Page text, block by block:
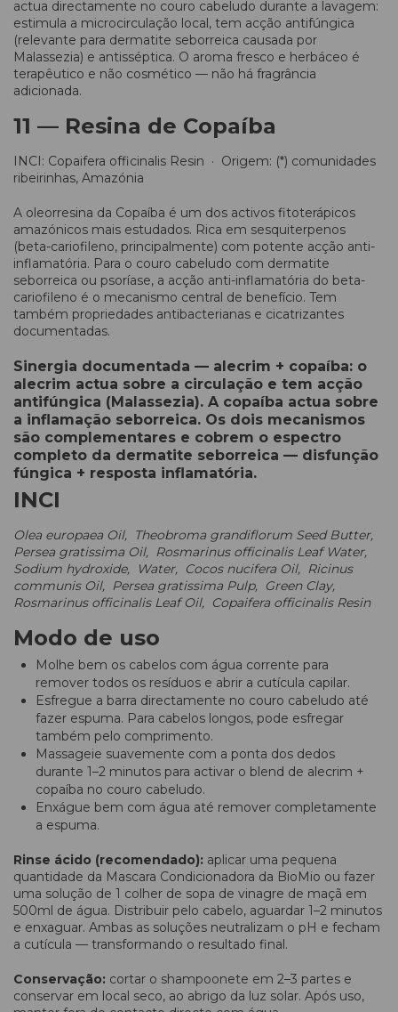
actua directamente no couro cabeludo durante a lavagem:
estimula a microcirculação local, tem acção antifúngica
(relevante para dermatite seborreica causada por
Malassezia) e antisséptica. O aroma fresco e herbáceo é
terapêutico e não cosmético — não há fragrância
adicionada.
11 — Resina de Copaíba
INCI: Copaifera officinalis Resin · Origem: (*) comunidades
ribeirinhas, Amazónia
A oleorresina da Copaíba é um dos activos fitoterápicos
amazónicos mais estudados. Rica em sesquiterpenos
(beta-cariofileno, principalmente) com potente acção anti-
inflamatória. Para o couro cabeludo com dermatite
seborreica ou psoríase, a acção anti-inflamatória do beta-
cariofileno é o mecanismo central de benefício. Tem
também propriedades antibacterianas e cicatrizantes
documentadas.
Sinergia documentada — alecrim + copaíba: o
alecrim actua sobre a circulação e tem acção
antifúngica (Malassezia). A copaíba actua sobre
a inflamação seborreica. Os dois mecanismos
são complementares e cobrem o espectro
completo da dermatite seborreica — disfunção
fúngica + resposta inflamatória.
INCI
Olea europaea Oil, Theobroma grandiflorum Seed Butter,
Persea gratissima Oil, Rosmarinus officinalis Leaf Water,
Sodium hydroxide, Water, Cocos nucifera Oil, Ricinus
communis Oil, Persea gratissima Pulp, Green Clay,
Rosmarinus officinalis Leaf Oil, Copaifera officinalis Resin
Modo de uso
Molhe bem os cabelos com água corrente para
remover todos os resíduos e abrir a cutícula capilar.
Esfregue a barra directamente no couro cabeludo até
fazer espuma. Para cabelos longos, pode esfregar
também pelo comprimento.
Massageie suavemente com a ponta dos dedos
durante 1–2 minutos para activar o blend de alecrim +
copaíba no couro cabeludo.
Enxágue bem com água até remover completamente
a espuma.
Rinse ácido (recomendado): aplicar uma pequena
quantidade da Mascara Condicionadora da BioMio ou fazer
uma solução de 1 colher de sopa de vinagre de maçã em
500ml de água. Distribuir pelo cabelo, aguardar 1–2 minutos
e enxaguar. Ambas as soluções neutralizam o pH e fecham
a cutícula — transformando o resultado final.
Conservação: cortar o shampoonete em 2–3 partes e
conservar em local seco, ao abrigo da luz solar. Após uso,